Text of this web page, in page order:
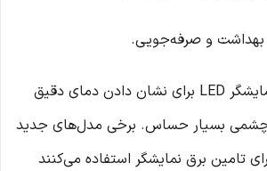
و صرفه‌جویی.
مجهز به نمایشگر LED برای نشان دادن دمای دقیق
بسیار حساس. برخی مدل‌های جدید
تامین برق نمایشگر استفاده می‌کنند